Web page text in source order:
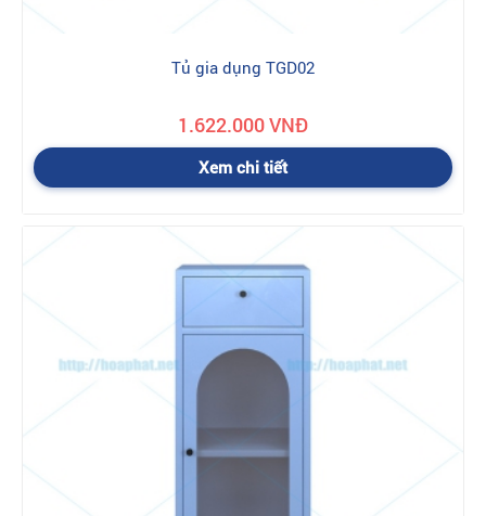
Tủ gia dụng TGD02
1.622.000 VNĐ
Xem chi tiết